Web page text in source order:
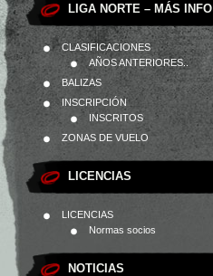
LIGA NORTE – MÁS INFO
CLASIFICACIONES
AÑOS ANTERIORES..
BALIZAS
INSCRIPCIÓN
INSCRITOS
ZONAS DE VUELO
LICENCIAS
LICENCIAS
Normas socios
NOTICIAS